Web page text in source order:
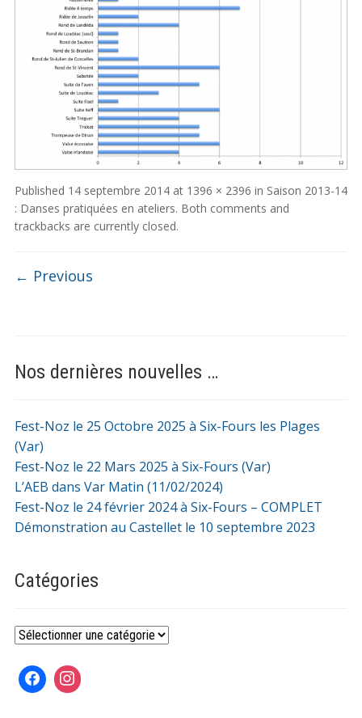
Published 14 septembre 2014at 1396 × 2396 in Saison 2013-14
: Danses pratiquées en ateliers. Both comments and
trackbacks are currently closed.
← Previous
Nos dernières nouvelles …
Fest-Noz le 25 Octobre 2025 à Six-Fours les Plages
(Var)
Fest-Noz le 22 Mars 2025 à Six-Fours (Var)
L’AEB dans Var Matin (11/02/2024)
Fest-Noz le 24 février 2024 à Six-Fours – COMPLET
Démonstration au Castellet le 10 septembre 2023
Catégories
Catégories